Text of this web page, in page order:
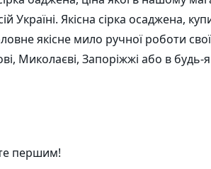
Україні. Якісна сірка осаджена,
якісне мило ручної роботи
Миколаєві, Запоріжжі або в будь-
першим!